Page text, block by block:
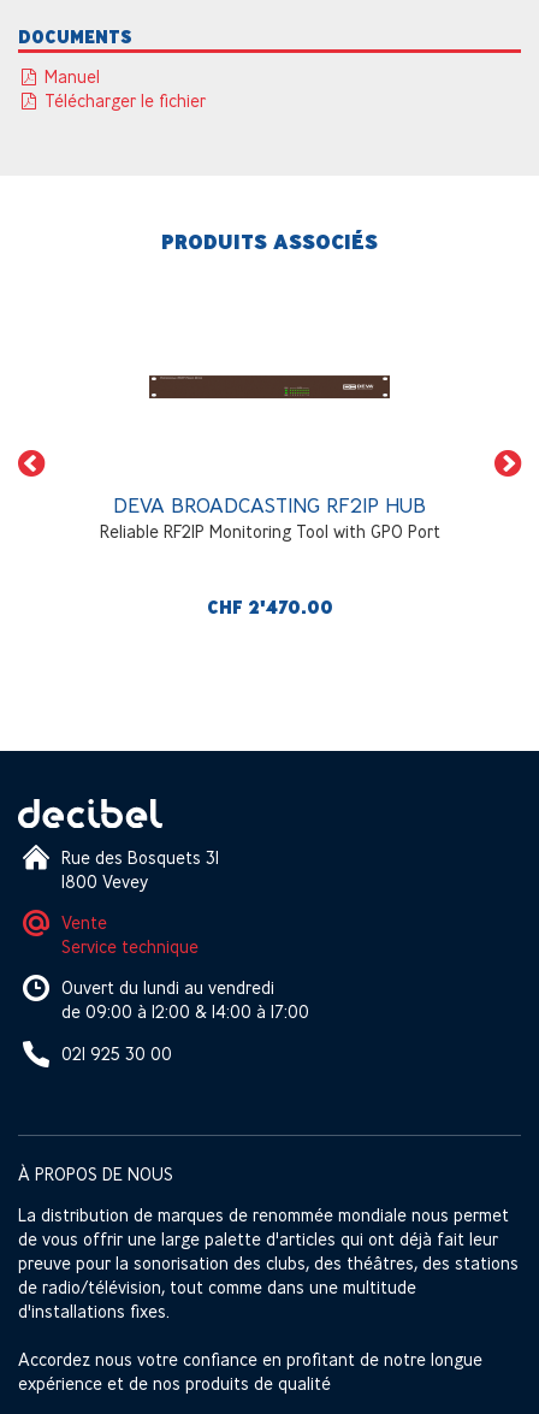
DOCUMENTS
Manuel
Télécharger le fichier
PRODUITS ASSOCIÉS
DEVA BROADCASTING RF2IP HUB
Reliable RF2IP Monitoring Tool with GPO Port
CHF 2'470.00
Rue des Bosquets 31
1800 Vevey
Vente
Service technique
Ouvert du lundi au vendredi
de 09:00 à 12:00 & 14:00 à 17:00
021 925 30 00
À PROPOS DE NOUS
La distribution de marques de renommée mondiale nous permet
de vous offrir une large palette d'articles qui ont déjà fait leur
preuve pour la sonorisation des clubs, des théâtres, des stations
de radio/télévision, tout comme dans une multitude
d'installations fixes.
Accordez nous votre confiance en profitant de notre longue
expérience et de nos produits de qualité